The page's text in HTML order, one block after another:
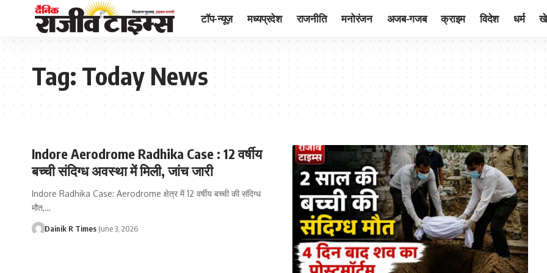
टॉप-न्यूज़ मध्यप्रदेश राजनीति मनोरंजन अजब-गजब क्राइम विदेश धर्म
Tag:Today News
Indore Aerodrome Radhika Case : 12 वर्षीय
बच्ची संदिग्ध अवस्था में मिली, जांच जारी
Indore Radhika Case: Aerodrome क्षेत्र में 12 वर्षीय बच्ची की संदिग्ध
मौत,…
Dainik R Times June 3, 2026